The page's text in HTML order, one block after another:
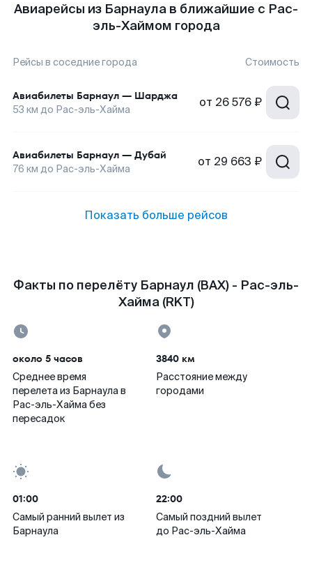
Авиарейсы из Барнаула в ближайшие с Рас-
эль-Хаймом города
Рейсы в соседние города Стоимость
Авиабилеты Барнаул — Шарджа
53 км до Рас-эль-Хайма от 26 576 ₽
Авиабилеты Барнаул — Дубай
76 км до Рас-эль-Хайма от 29 663 ₽
Показать больше рейсов
Факты по перелёту Барнаул (BAX) - Рас-эль-
Хайма (RKT)
около 5 часов
Среднее время
перелета из Барнаула в
Рас-эль-Хайма без
пересадок
3840 км
Расстояние между
городами
01:00
Самый ранний вылет из
Барнаула
22:00
Самый поздний вылет
до Рас-эль-Хайма